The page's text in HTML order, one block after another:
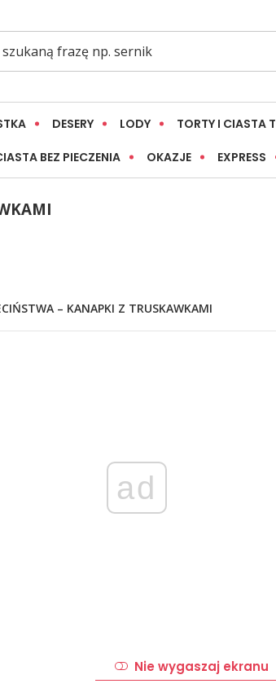
DESERY LODY TORTY I CIASTA
BEZ PIECZENIA OKAZJE EXPRESS
– KANAPKI Z TRUSKAWKAMI
ad
Nie wygaszaj ekranu